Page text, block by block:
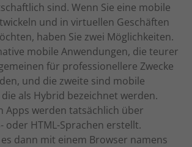
sind. Wenn Sie eine mobile
und in virtuellen Geschäften
haben Sie zwei Möglichkeiten.
mobile Anwendungen, die teurer
für professionellere Zwecke
und die zweite sind mobile
als Hybrid bezeichnet werden.
Apps werden tatsächlich über
oder HTML-Sprachen erstellt.
dann mit einem Browser namens
grundlegende Funktionen und sind für
der Website erforderlich.
Cookie-Informationen anzeigen
(7)
und Social-Media-Plattformen werden
Wenn Cookies von externen Medien akzeptiert
auf diese Inhalte keiner manuellen
Cookie-Informationen anzeigen